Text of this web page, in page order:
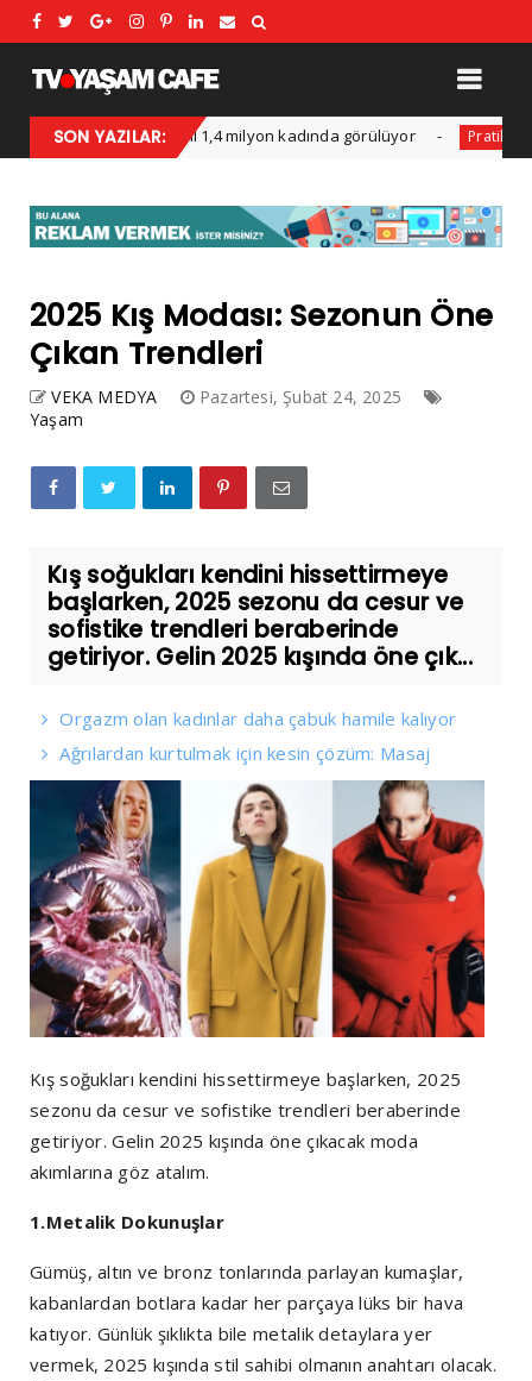
SON YAZILAR:
Kadın Her yıl 1,4 milyon kadında görülüyor Pratik Boy
2025 Kış Modası: Sezonun Öne
Çıkan Trendleri
VEKA MEDYA
Pazartesi, Şubat 24, 2025
Yaşam
Kış soğukları kendini hissettirmeye
başlarken, 2025 sezonu da cesur ve
sofistike trendleri beraberinde
getiriyor. Gelin 2025 kışında öne çık...
Orgazm olan kadınlar daha çabuk hamile kalıyor
Ağrılardan kurtulmak için kesin çözüm: Masaj
Kış soğukları kendini hissettirmeye başlarken, 2025
sezonu da cesur ve sofistike trendleri beraberinde
getiriyor. Gelin 2025 kışında öne çıkacak moda
akımlarına göz atalım.
1.Metalik Dokunuşlar
Gümüş, altın ve bronz tonlarında parlayan kumaşlar,
kabanlardan botlara kadar her parçaya lüks bir hava
katıyor. Günlük şıklıkta bile metalik detaylara yer
vermek, 2025 kışında stil sahibi olmanın anahtarı olacak.